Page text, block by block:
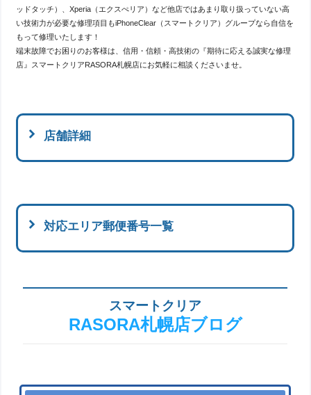
ッドタッチ）、Xperia（エクスぺリア）など他店ではあまり取り扱っていない高
い技術力が必要な修理項目もiPhoneClear（スマートクリア）グループなら自信を
もって修理いたします！
端末故障でお困りのお客様は、信用・信頼・高技術の『期待に応える誠実な修理
店』スマートクリアRASORA札幌店にお気軽に相談くださいませ。
店舗詳細
対応エリア郵便番号一覧
スマートクリア
RASORA札幌店ブログ